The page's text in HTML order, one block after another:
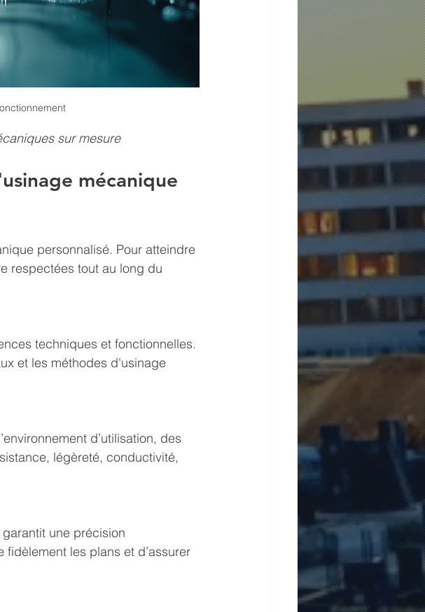
sur mesure
mécanique
personnalisé. Pour atteindre
respectées tout au long du
techniques et fonctionnelles.
et les méthodes d'usinage
d’utilisation, des
légèreté, conductivité,
une précision
les plans et d’assurer